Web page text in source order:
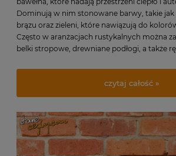
Dominują w nim stonowane barwy, takie jak
brązu oraz zieleni, które nawiązują do
Często w aranżacjach rustykalnych można
belki stropowe, drewniane podłogi, a także
charakteru i podkreślają ich indywidualność
czytaj całość »